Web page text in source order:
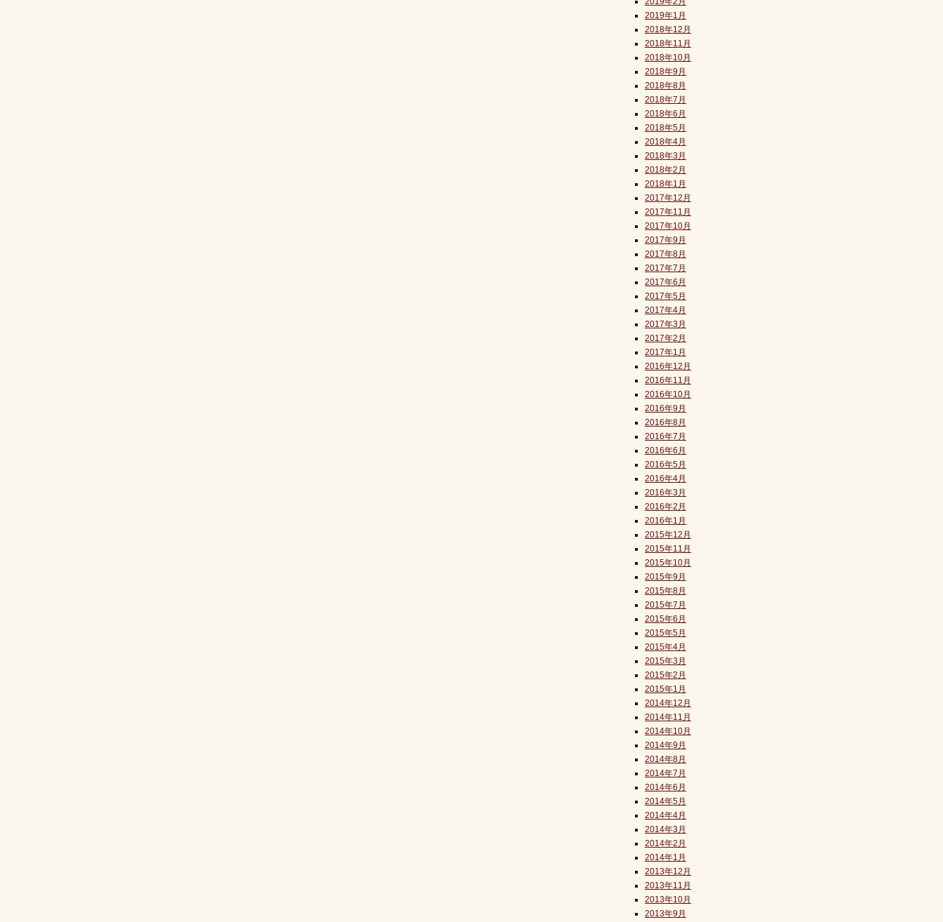
2019年1月
2018年12月
2018年11月
2018年10月
2018年9月
2018年8月
2018年7月
2018年6月
2018年5月
2018年4月
2018年3月
2018年2月
2018年1月
2017年12月
2017年11月
2017年10月
2017年9月
2017年8月
2017年7月
2017年6月
2017年5月
2017年4月
2017年3月
2017年2月
2017年1月
2016年12月
2016年11月
2016年10月
2016年9月
2016年8月
2016年7月
2016年6月
2016年5月
2016年4月
2016年3月
2016年2月
2016年1月
2015年12月
2015年11月
2015年10月
2015年9月
2015年8月
2015年7月
2015年6月
2015年5月
2015年4月
2015年3月
2015年2月
2015年1月
2014年12月
2014年11月
2014年10月
2014年9月
2014年8月
2014年7月
2014年6月
2014年5月
2014年4月
2014年3月
2014年2月
2014年1月
2013年12月
2013年11月
2013年10月
2013年9月